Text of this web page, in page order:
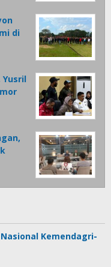
di
Kemendagri-